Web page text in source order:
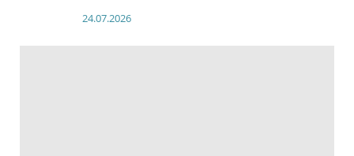
24.07.2026